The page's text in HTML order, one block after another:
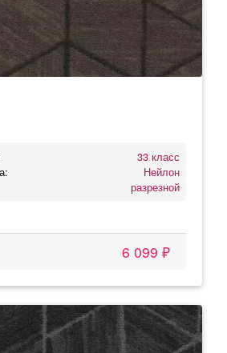
33 класс
Нейлон
разрезной
6 099 ₽